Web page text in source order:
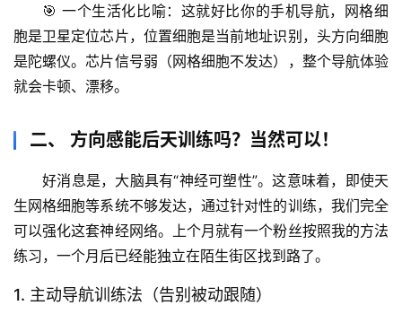
首
🎯 一个生活化比喻：这就好比你的手机导航，网格细
胞是卫星定位芯片，位置细胞是当前地址识别，头方向细胞
是陀螺仪。芯片信号弱（网格细胞不发达），整个导航体验
就会卡顿、漂移。
二、 方向感能后天训练吗？当然可以！
好消息是，大脑具有“神经可塑性”。这意味着， 即使天
生网格细胞等系统不够发达，通过针对性的训练，我们完全
可以强化这套神经网络。上个月就有一个粉丝按照我的方法
练习，一个月后已经能独立在陌生街区找到路了。
1. 主动导航训练法（告别被动跟随）